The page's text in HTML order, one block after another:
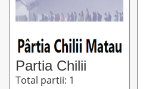
Partia Chilii
Total partii: 1